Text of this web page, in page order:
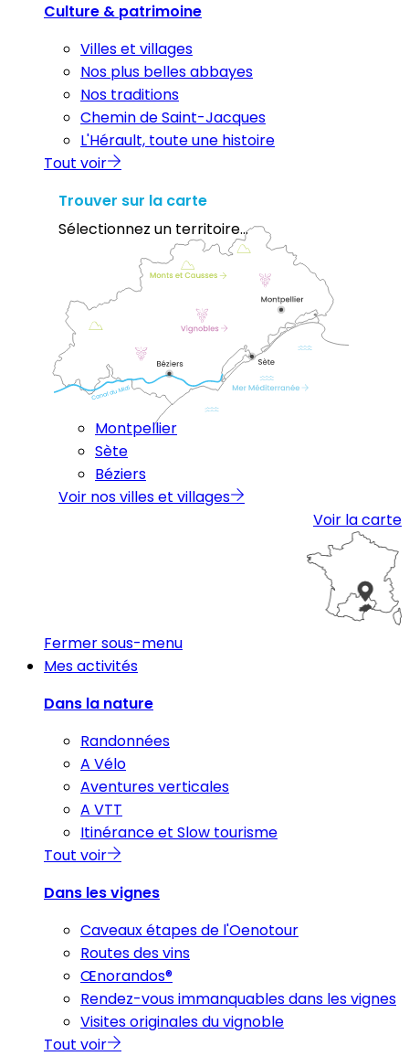
Culture & patrimoine
Villes et villages
Nos plus belles abbayes
Nos traditions
Chemin de Saint-Jacques
L'Hérault, toute une histoire
Tout voir
Trouver sur la carte
Sélectionnez un territoire...
Montpellier
Sète
Béziers
Voir nos villes et villages
Voir la carte
Fermer sous-menu
Mes activités
Dans la nature
Randonnées
A Vélo
Aventures verticales
A VTT
Itinérance et Slow tourisme
Tout voir
Dans les vignes
Caveaux étapes de l'Oenotour
Routes des vins
Œnorandos®
Rendez-vous immanquables dans les vignes
Visites originales du vignoble
Tout voir